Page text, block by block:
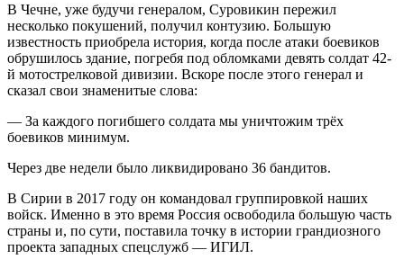
В Чечне, уже будучи генералом, Суровикин пережил
несколько покушений, получил контузию. Большую
известность приобрела история, когда после атаки боевиков
обрушилось здание, погребя под обломками девять солдат 42-
й мотострелковой дивизии. Вскоре после этого генерал и
сказал свои знаменитые слова:
— За каждого погибшего солдата мы уничтожим трёх
боевиков минимум.
Через две недели было ликвидировано 36 бандитов.
В Сирии в 2017 году он командовал группировкой наших
войск. Именно в это время Россия освободила большую часть
страны и, по сути, поставила точку в истории грандиозного
проекта западных спецслужб — ИГИЛ.